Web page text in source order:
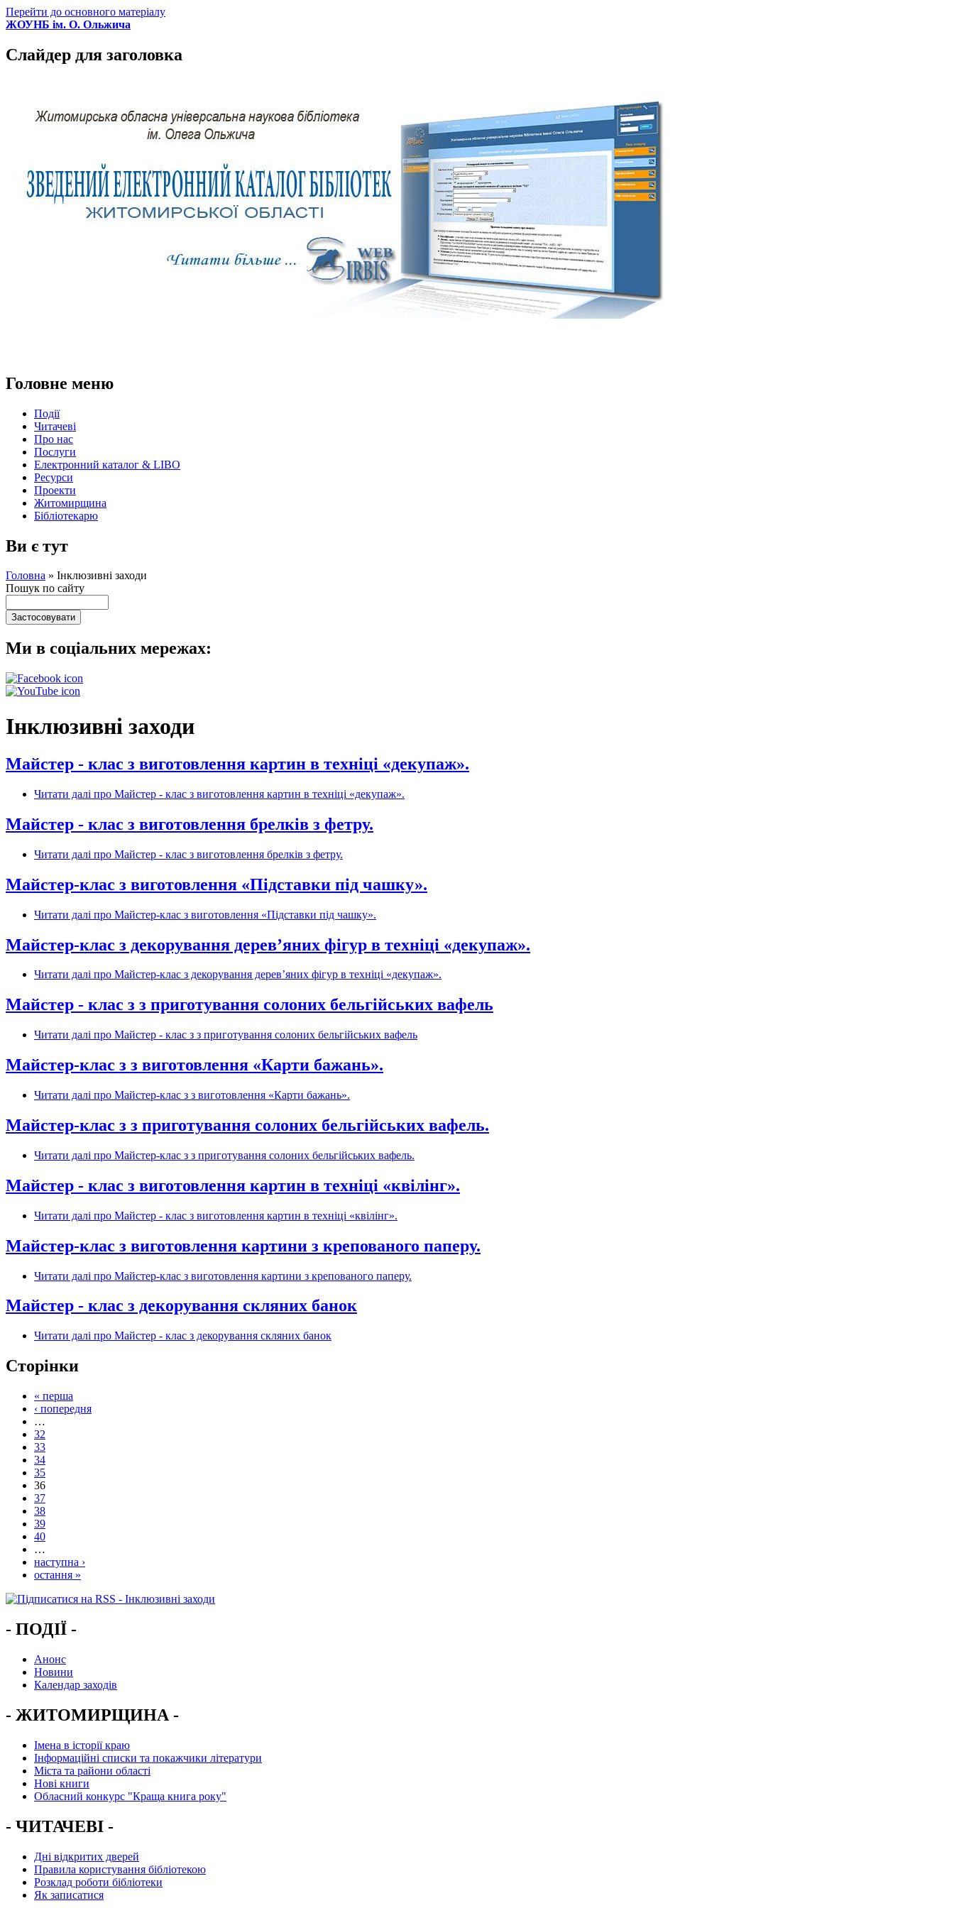
Перейти до основного матеріалу
ЖОУНБ ім. О. Ольжича
Слайдер для заголовка
Головне меню
Події
Читачеві
Про нас
Послуги
Електронний каталог & LIBO
Ресурси
Проекти
Житомирщина
Бібліотекарю
Ви є тут
Головна » Інклюзивні заходи
Пошук по сайту
Ми в соціальних мережах:
Інклюзивні заходи
Майстер - клас з виготовлення картин в техніці «декупаж».
Читати далі про Майстер - клас з виготовлення картин в техніці «декупаж».
Майстер - клас з виготовлення брелків з фетру.
Читати далі про Майстер - клас з виготовлення брелків з фетру.
Майстер-клас з виготовлення «Підставки під чашку».
Читати далі про Майстер-клас з виготовлення «Підставки під чашку».
Майстер-клас з декорування дерев’яних фігур в техніці «декупаж».
Читати далі про Майстер-клас з декорування дерев’яних фігур в техніці «декупаж».
Майстер - клас з з приготування солоних бельгійських вафель
Читати далі про Майстер - клас з з приготування солоних бельгійських вафель
Майстер-клас з з виготовлення «Карти бажань».
Читати далі про Майстер-клас з з виготовлення «Карти бажань».
Майстер-клас з з приготування солоних бельгійських вафель.
Читати далі про Майстер-клас з з приготування солоних бельгійських вафель.
Майстер - клас з виготовлення картин в техніці «квілінг».
Читати далі про Майстер - клас з виготовлення картин в техніці «квілінг».
Майстер-клас з виготовлення картини з крепованого паперу.
Читати далі про Майстер-клас з виготовлення картини з крепованого паперу.
Майстер - клас з декорування скляних банок
Читати далі про Майстер - клас з декорування скляних банок
Сторінки
« перша
‹ попередня
…
32
33
34
35
36
37
38
39
40
…
наступна ›
остання »
- ПОДІЇ -
Анонс
Новини
Календар заходів
- ЖИТОМИРЩИНА -
Імена в історії краю
Інформаційні списки та покажчики літератури
Міста та райони області
Нові книги
Обласний конкурс "Краща книга року"
- ЧИТАЧЕВІ -
Дні відкритих дверей
Правила користування бібліотекою
Розклад роботи бібліотеки
Як записатися